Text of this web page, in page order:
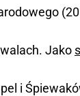
Jako
i